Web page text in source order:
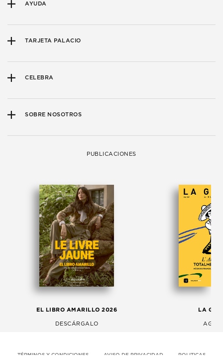
AYUDA
TARJETA PALACIO
CELEBRA
SOBRE NOSOTROS
PUBLICACIONES
EL LIBRO AMARILLO 2026
DESCÁRGALO
LA
TÉRMINOS Y CONDICIONES AVISO DE PRIVACIDAD POLITICAS